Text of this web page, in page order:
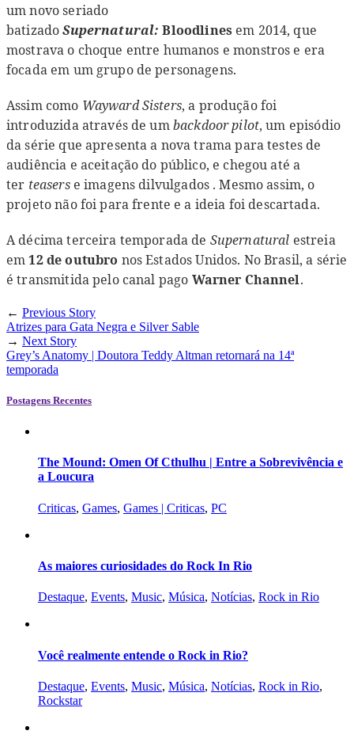
um novo seriado
batizadoSupernatural: Bloodlines em 2014, que
mostrava o choque entre humanos e monstros e era
focada em um grupo de personagens.
Assim como Wayward Sisters, a produção foi
introduzida através de umbackdoor pilot, um episódio
da série que apresenta a nova trama para testes de
audiência e aceitação do público, e chegou até a
ter teasers e imagens dilvulgados . Mesmo assim, o
projeto não foi para frente e a ideia foi descartada.
A décima terceira temporada de Supernatural estreia
em12 de outubro nos Estados Unidos. No Brasil, a série
é transmitida pelo canal pago Warner Channel.
← Previous Story
Atrizes para Gata Negra e Silver Sable
→ Next Story
Grey’s Anatomy | Doutora Teddy Altman retornará na 14ª
temporada
Postagens Recentes
The Mound: Omen Of Cthulhu | Entre a Sobrevivência e
a Loucura
Criticas, Games, Games | Criticas, PC
As maiores curiosidades do Rock In Rio
Destaque, Events, Music, Música, Notícias, Rock in Rio
Você realmente entende o Rock in Rio?
Destaque, Events, Music, Música, Notícias, Rock in Rio,
Rockstar